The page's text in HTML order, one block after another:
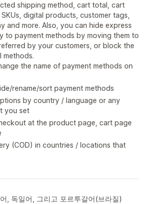
shipping method, cart total, cart
digital products, customer tags,
and more. Also, you can hide express
to payment methods by moving them to
by your customers, or block the
methods.
the name of payment methods on
rename/sort payment methods
by country / language or any
you set
at the product page, cart page
(COD) in countries / locations that
, 독일어, 그리고 포르투갈어(브라질)